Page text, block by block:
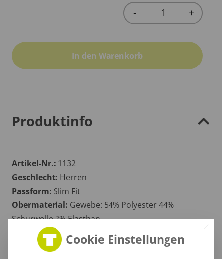
Quantity
- +
In den Warenkorb
Produktinfo
Artikel-Nr.: 1132
Geschlecht: Herren
Passform: Slim Fit
Obermaterial: Gewebe: 54% Polyester 44%
Schurwolle 2% Elasthan
Grammatur: 235 g/m²
Zertifikate : OEKOTEX 100
Cookie Einstellungen